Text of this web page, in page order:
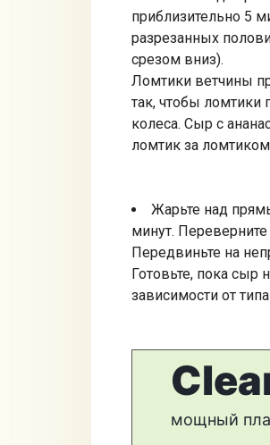
приблизительно 5
разрезанных
срезом вниз).
Ломтики ветчины
так, чтобы ломтики
колеса. Сыр с
ломтик за
Жарьте над
минут.
Передвиньте на
Готовьте, пока сыр
зависимости от